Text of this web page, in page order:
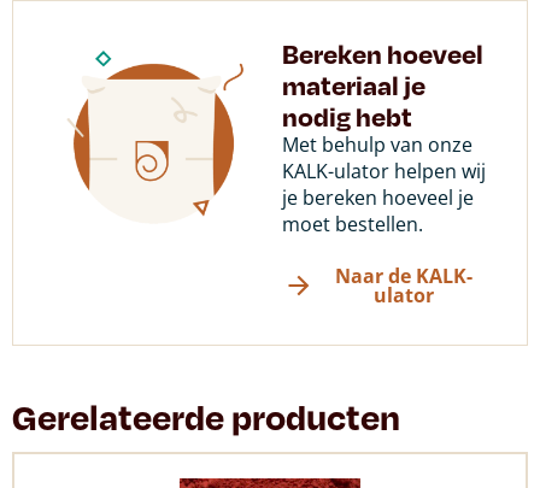
Bereken hoeveel
materiaal je
nodig hebt
Met behulp van onze
KALK-ulator helpen wij
je bereken hoeveel je
moet bestellen.
Naar de KALK-
ulator
Gerelateerde producten